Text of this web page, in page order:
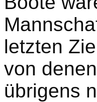
letzten
von
übrigens